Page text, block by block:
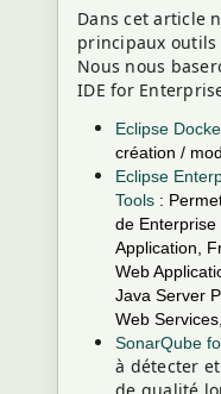
Dans cet article
principaux outils
Nous nous
IDE for
Eclipse
création /
Eclipse
Tools :
de
Application,
Web
Java Server
Web
SonarQube
à détecter